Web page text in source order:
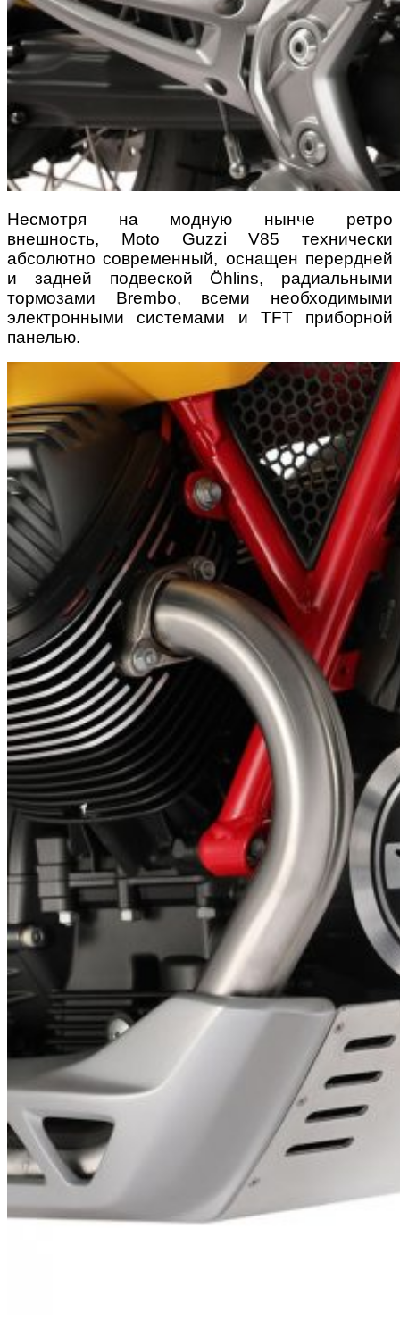
Несмотря на модную нынче ретро
внешность, Moto Guzzi V85 технически
абсолютно современный, оснащен перердней
и задней подвеской Öhlins, радиальными
тормозами Brembo, всеми необходимыми
электронными системами и TFT приборной
панелью.